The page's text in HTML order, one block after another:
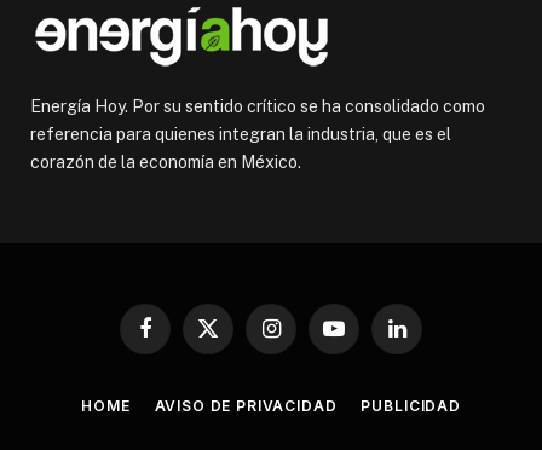
Energía Hoy. Por su sentido crítico se ha consolidado como
referencia para quienes integran la industria, que es el
corazón de la economía en México.
Facebook
X
InstagramYouTubeLinkedIn
HOME AVISO DE PRIVACIDAD PUBLICIDAD